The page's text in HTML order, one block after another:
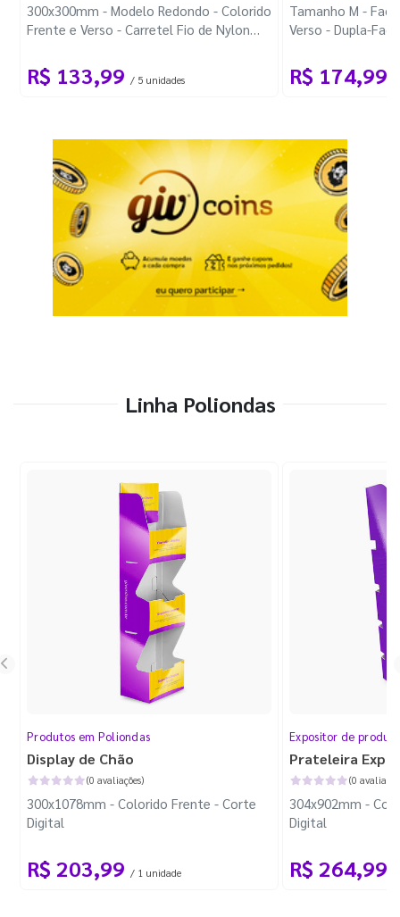
300x300mm - Modelo Redondo - Colorido
Frente e Verso - Carretel Fio de Nylon
R$ 133,99 / 5 unidades
Tamanho M -
Verso - Dupla-
R$ 174,99
Linha Poliondas
Produtos em Poliondas
Display de Chão
(0 avaliações)
300x1078mm - Colorido Frente - Corte
Digital
R$ 203,99 / 1 unidade
Expositor de
Prateleira
(0
304x902mm -
Digital
R$ 264,99